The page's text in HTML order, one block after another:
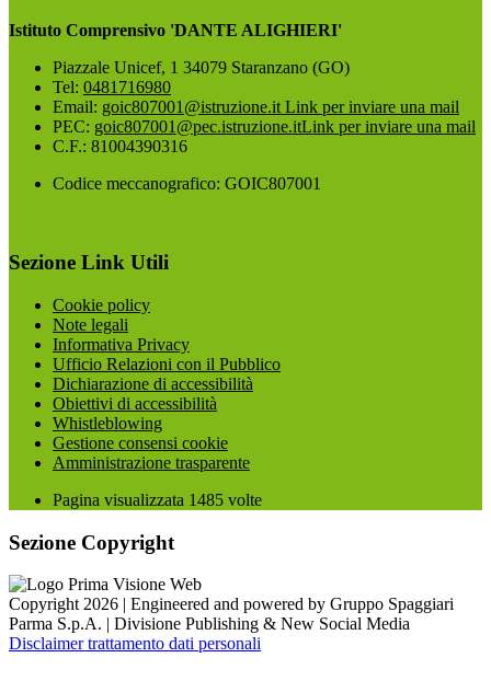
Istituto Comprensivo 'DANTE ALIGHIERI'
Piazzale Unicef, 1 34079 Staranzano (GO)
Tel: 0481716980
Email: goic807001@istruzione.it Link per inviare una mail
PEC: goic807001@pec.istruzione.itLink per inviare una mail
C.F.: 81004390316
Codice meccanografico: GOIC807001
Sezione Link Utili
Cookie policy
Note legali
Informativa Privacy
Ufficio Relazioni con il Pubblico
Dichiarazione di accessibilità
Obiettivi di accessibilità
Whistleblowing
Gestione consensi cookie
Amministrazione trasparente
Pagina visualizzata 1485 volte
Sezione Copyright
Copyright 2026 | Engineered and powered by Gruppo Spaggiari
Parma S.p.A. | Divisione Publishing & New Social Media
Disclaimer trattamento dati personali